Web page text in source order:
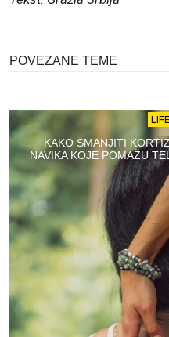
POVEZANE TEME
KAKO SMANJITI
NAVIKA KOJE POMAŽU